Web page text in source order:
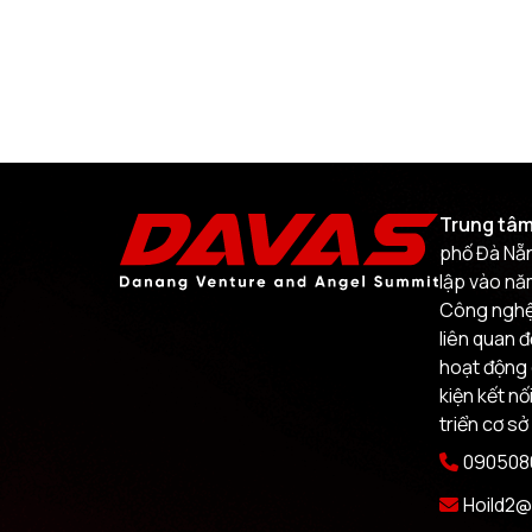
Trung
phố Đà
lập vào
Công
liên quan
hoạt động
kiện kết
triển cơ